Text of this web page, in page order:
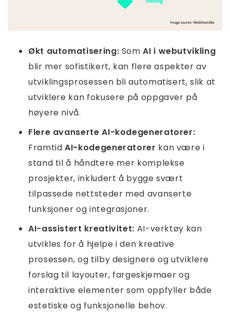
Økt automatisering: SomAI i webutvikling
blir mer sofistikert, kan flere aspekter av
utviklingsprosessen bli automatisert, slik at
utviklere kan fokusere på oppgaver på
høyere nivå.
Flere avanserte AI-kodegeneratorer:
FramtidAI-kodegeneratorer kan være i
stand til å håndtere mer komplekse
prosjekter, inkludert å bygge svært
tilpassede nettsteder med avanserte
funksjoner og integrasjoner.
AI-assistert kreativitet: AI-verktøy kan
utvikles for å hjelpe i den kreative
prosessen, og tilby designere og utviklere
forslag til layouter, fargeskjemaer og
interaktive elementer som oppfyller både
estetiske og funksjonelle behov.